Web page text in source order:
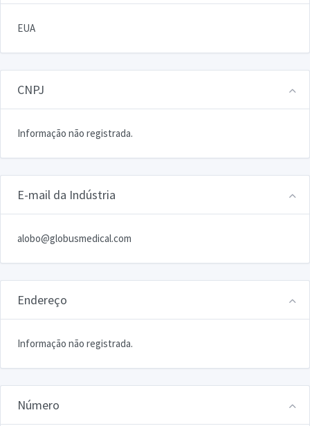
EUA
CNPJ
Informação não registrada.
E-mail da Indústria
alobo@globusmedical.com
Endereço
Informação não registrada.
Número